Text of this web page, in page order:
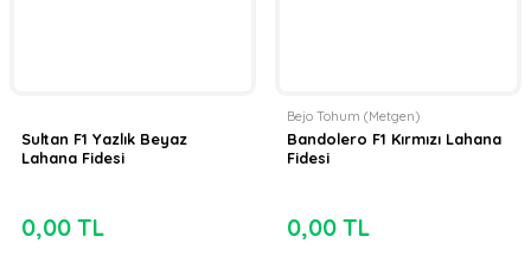
Sultan F1 Yazlık Beyaz
Lahana Fidesi
0,00 TL
Bejo Tohum (Metgen)
Bandolero F1 Kırmızı Lahana
Fidesi
0,00 TL